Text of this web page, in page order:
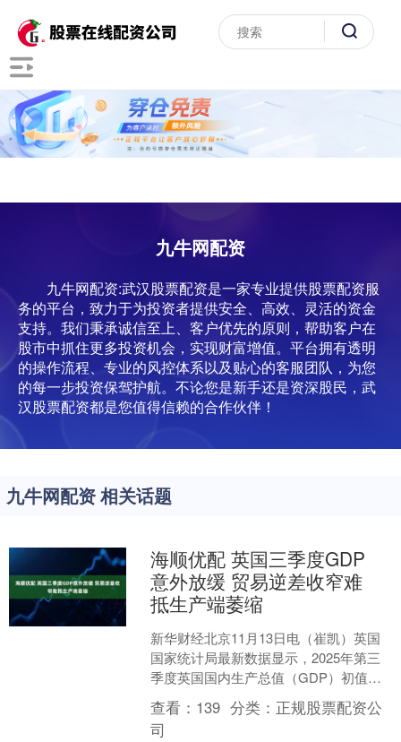
九牛网配资
九牛网配资:武汉股票配资是一家专业提供股票配资服
务的平台，致力于为投资者提供安全、高效、灵活的资金
支持。我们秉承诚信至上、客户优先的原则，帮助客户在
股市中抓住更多投资机会，实现财富增值。平台拥有透明
的操作流程、专业的风控体系以及贴心的客服团队，为您
的每一步投资保驾护航。不论您是新手还是资深股民，武
汉股票配资都是您值得信赖的合作伙伴！
九牛网配资 相关话题
海顺优配 英国三季度GDP
意外放缓 贸易逆差收窄难
抵生产端萎缩
新华财经北京11月13日电（崔凯）英国
国家统计局最新数据显示，2025年第三
季度英国国内生产总值（GDP）初值环
比增长0.1%，较第二季度的0.3%明显放
缓，亦....
查看： 139 分类： 正规股票配资公
司